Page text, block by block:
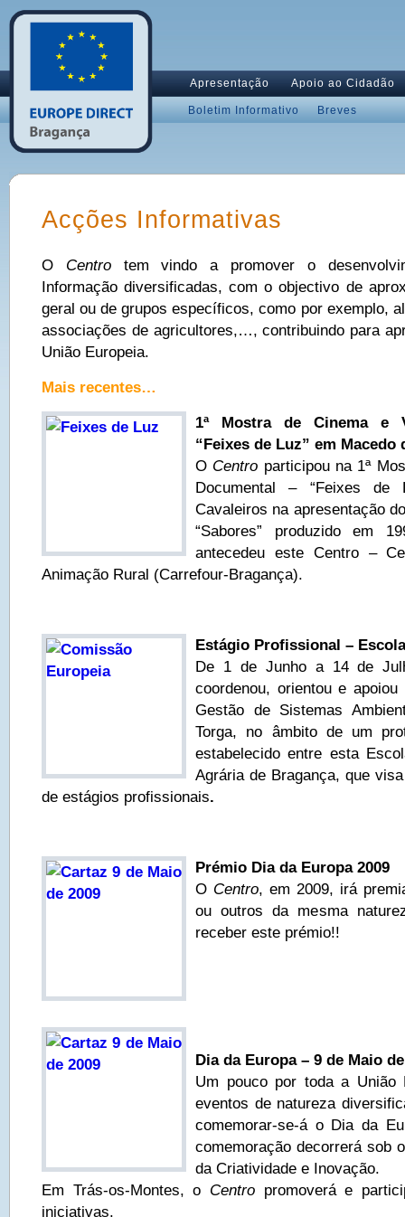
Apresentação Apoio ao Cidadão
Boletim Informativo Breves
Acções Informativas
O Centrotem vindo a promover o
Informação diversificadas, com o objectivo de
geral ou de grupos específicos, como por exemplo,
associações de agricultores,…, contribuindo para
União Europeia.
Mais recentes…
1ª Mostra de Cinema e
“Feixes de Luz” em Macedo
O Centro participou na 1ª
Documental – “Feixes de
Cavaleiros na apresentação
“Sabores” produzido em
antecedeu este Centro –
Animação Rural (Carrefour-Bragança).
Estágio Profissional –
De 1 de Junho a 14 de
coordenou, orientou e
Gestão de Sistemas
Torga, no âmbito de um
estabelecido entre esta
Agrária de Bragança, que
de estágios profissionais.
Prémio Dia da Europa 2009
O Centro, em 2009, irá
ou outros da mesma
receber este prémio!!
Dia da Europa – 9 de Maio
Um pouco por toda a União
eventos de natureza
comemorar-se-á o Dia da
comemoração decorrerá sob
da Criatividade e Inovação.
Em Trás-os-Montes, o Centro promoverá e
iniciativas.